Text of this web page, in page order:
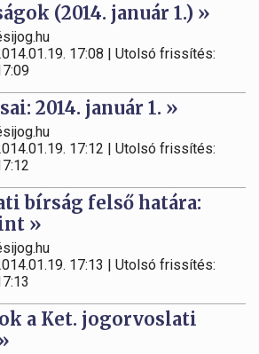
(2014. január 1.) »
17:08 | Utolsó frissítés:
2014. január 1. »
17:12 | Utolsó frissítés:
bírság felső határa:
»
17:13 | Utolsó frissítés:
a Ket. jogorvoslati